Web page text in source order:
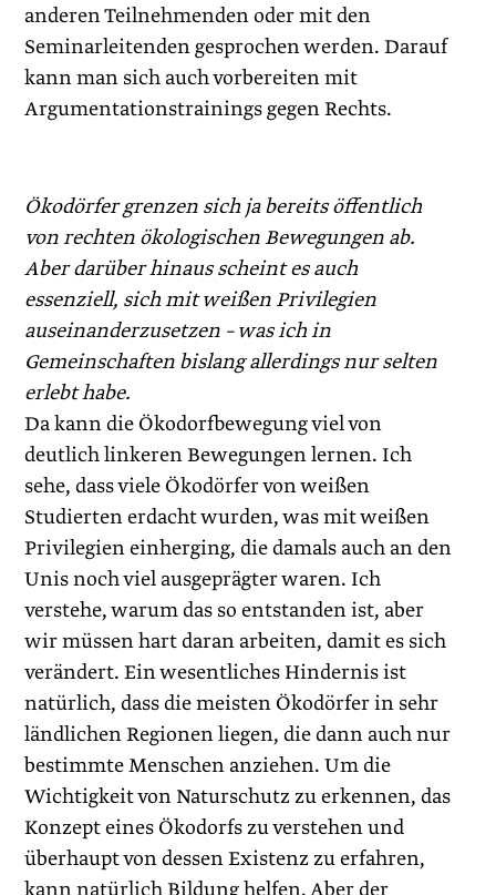
anderen Teilnehmenden oder mit den
Seminarleitenden gesprochen werden. Darauf
kann man sich auch vorbereiten mit
Argumentationstrainings gegen Rechts.
Ökodörfer grenzen sich ja bereits öffentlich
von rechten ökologischen Bewegungen ab.
Aber darüber hinaus scheint es auch
essenziell, sich mit weißen Privilegien
auseinanderzusetzen – was ich in
Gemeinschaften bislang allerdings nur selten
erlebt habe.
Da kann die Ökodorfbewegung viel von
deutlich linkeren Bewegungen lernen. Ich
sehe, dass viele Ökodörfer von weißen
Studierten erdacht wurden, was mit weißen
Privilegien einherging, die damals auch an den
Unis noch viel ausgeprägter waren. Ich
verstehe, warum das so entstanden ist, aber
wir müssen hart daran arbeiten, damit es sich
verändert. Ein wesentliches Hindernis ist
natürlich, dass die meisten Ökodörfer in sehr
ländlichen Regionen liegen, die dann auch nur
bestimmte Menschen anziehen. Um die
Wichtigkeit von Naturschutz zu erkennen, das
Konzept eines Ökodorfs zu verstehen und
überhaupt von dessen Existenz zu erfahren,